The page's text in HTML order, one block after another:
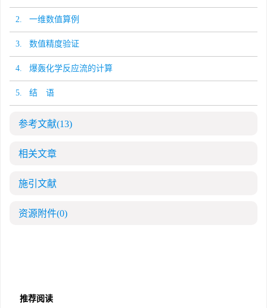
2. 一维数值算例
3. 数值精度验证
4. 爆轰化学反应流的计算
5. 结 语
参考文献(13)
相关文章
施引文献
资源附件(0)
推荐阅读